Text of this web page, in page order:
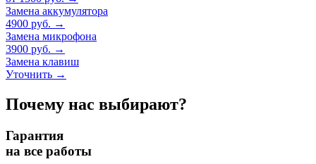
Замена аккумулятора
4900 руб. →
Замена микрофона
3900 руб. →
Замена клавиш
Уточнить →
Почему нас выбирают?
Гарантия
на все работы